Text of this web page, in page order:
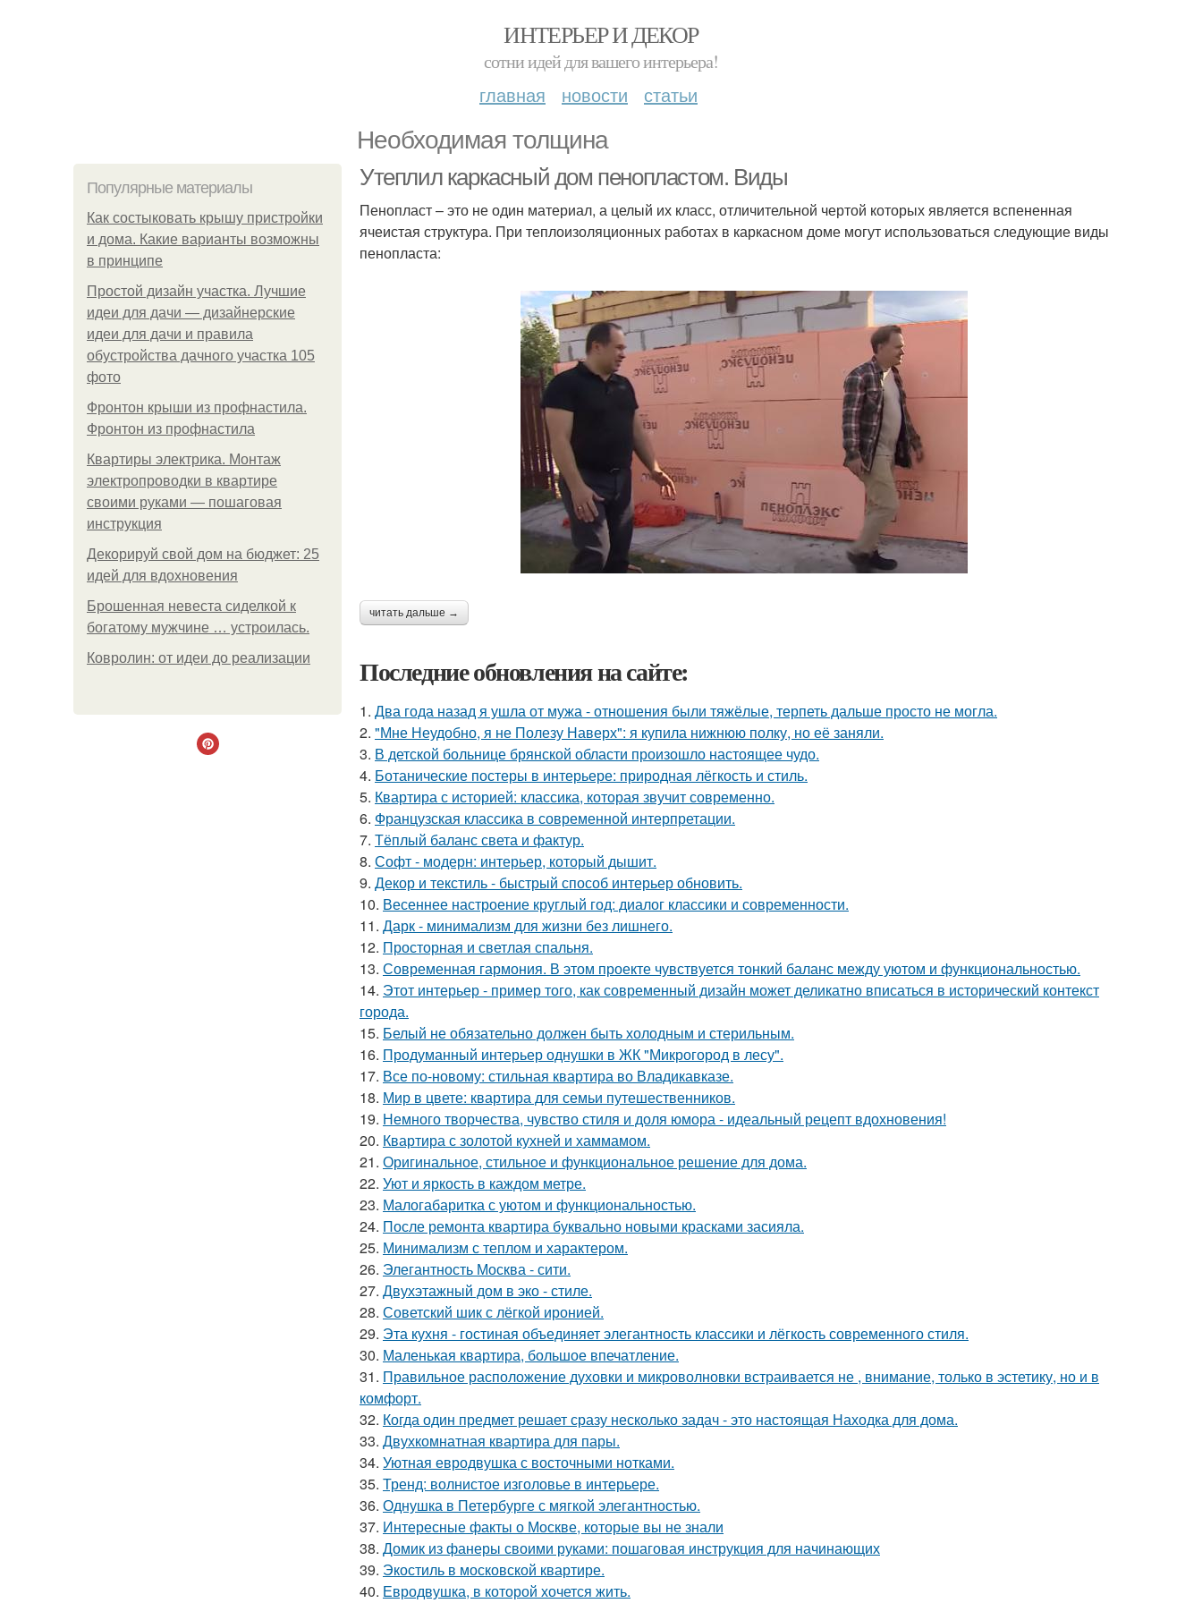
ИНТЕРЬЕР И ДЕКОР
сотни идей для вашего интерьера!
главная новости статьи
Необходимая толщина
Популярные материалы
Как состыковать крышу пристройки
и дома. Какие варианты возможны
в принципе
Простой дизайн участка. Лучшие
идеи для дачи — дизайнерские
идеи для дачи и правила
обустройства дачного участка 105
фото
Фронтон крыши из профнастила.
Фронтон из профнастила
Квартиры электрика. Монтаж
электропроводки в квартире
своими руками — пошаговая
инструкция
Декорируй свой дом на бюджет: 25
идей для вдохновения
Брошенная невеста сиделкой к
богатому мужчине … устроилась.
Ковролин: от идеи до реализации
Утеплил каркасный дом пенопластом. Виды
Пенопласт – это не один материал, а целый их класс, отличительной чертой которых является вспененная
ячеистая структура. При теплоизоляционных работах в каркасном доме могут использоваться следующие виды
пенопласта:
читать дальше →
Последние обновления на сайте:
1. Два года назад я ушла от мужа - отношения были тяжёлые, терпеть дальше просто не могла.
2. "Мне Неудобно, я не Полезу Наверх": я купила нижнюю полку, но её заняли.
3. В детской больнице брянской области произошло настоящее чудо.
4. Ботанические постеры в интерьере: природная лёгкость и стиль.
5. Квартира с историей: классика, которая звучит современно.
6. Французская классика в современной интерпретации.
7. Тёплый баланс света и фактур.
8. Софт - модерн: интерьер, который дышит.
9. Декор и текстиль - быстрый способ интерьер обновить.
10. Весеннее настроение круглый год: диалог классики и современности.
11. Дарк - минимализм для жизни без лишнего.
12. Просторная и светлая спальня.
13. Современная гармония. В этом проекте чувствуется тонкий баланс между уютом и функциональностью.
14. Этот интерьер - пример того, как современный дизайн может деликатно вписаться в исторический контекст
города.
15. Белый не обязательно должен быть холодным и стерильным.
16. Продуманный интерьер однушки в ЖК "Микрогород в лесу".
17. Все по-новому: стильная квартира во Владикавказе.
18. Мир в цвете: квартира для семьи путешественников.
19. Немного творчества, чувство стиля и доля юмора - идеальный рецепт вдохновения!
20. Квартира с золотой кухней и хаммамом.
21. Оригинальное, стильное и функциональное решение для дома.
22. Уют и яркость в каждом метре.
23. Малогабаритка с уютом и функциональностью.
24. После ремонта квартира буквально новыми красками засияла.
25. Минимализм с теплом и характером.
26. Элегантность Москва - сити.
27. Двухэтажный дом в эко - стиле.
28. Советский шик с лёгкой иронией.
29. Эта кухня - гостиная объединяет элегантность классики и лёгкость современного стиля.
30. Маленькая квартира, большое впечатление.
31. Правильное расположение духовки и микроволновки встраивается не , внимание, только в эстетику, но и в
комфорт.
32. Когда один предмет решает сразу несколько задач - это настоящая Находка для дома.
33. Двухкомнатная квартира для пары.
34. Уютная евродвушка с восточными нотками.
35. Тренд: волнистое изголовье в интерьере.
36. Однушка в Петербурге с мягкой элегантностью.
37. Интересные факты о Москве, которые вы не знали
38. Домик из фанеры своими руками: пошаговая инструкция для начинающих
39. Экостиль в московской квартире.
40. Евродвушка, в которой хочется жить.